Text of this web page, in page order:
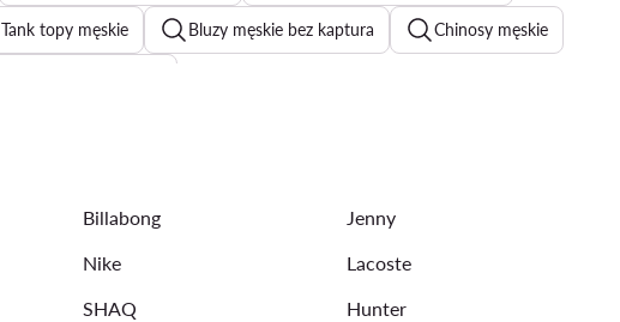
Tank topy męskie Bluzy męskie bez kaptura Chinosy męskie
Billabong
Jenny
Nike
Lacoste
SHAQ
Hunter